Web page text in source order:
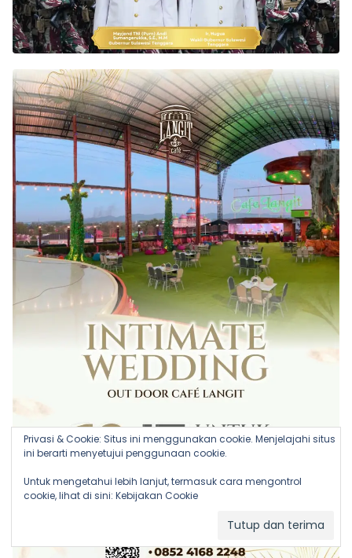
Privasi & Cookie: Situs ini menggunakan cookie. Menjelajahi situs
ini berarti menyetujui penggunaan cookie.
Untuk mengetahui lebih lanjut, termasuk cara mengontrol
cookie, lihat di sini: Kebijakan Cookie